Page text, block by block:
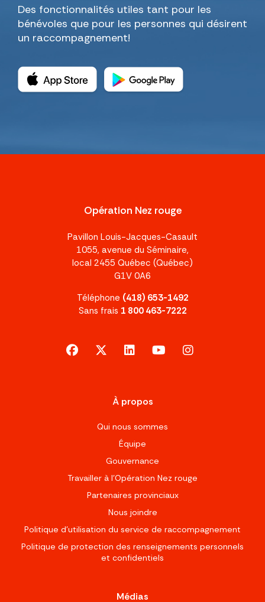
Des fonctionnalités utiles tant pour les
bénévoles que pour les personnes qui désirent
un raccompagnement!
Opération Nez rouge
Pavillon Louis-Jacques-Casault
1055, avenue du Séminaire,
local 2455 Québec (Québec)
G1V 0A6
Téléphone (418) 653-1492
Sans frais 1 800 463-7222
facebookx-twitterlinkedinyoutubeinstagram
À propos
Qui nous sommes
Équipe
Gouvernance
Travailler à l’Opération Nez rouge
Partenaires provinciaux
Nous joindre
Politique d'utilisation du service de raccompagnement
Politique de protection des renseignements personnels
et confidentiels
Médias